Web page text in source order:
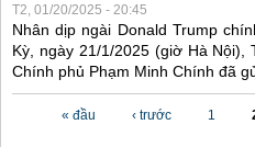
T2, 01/20/2025 - 20:45
Nhân dịp ngài Donald Trump
Kỳ, ngày 21/1/2025 (giờ Hà
Chính phủ Phạm Minh Chính đã
« đầu ‹ trước 1